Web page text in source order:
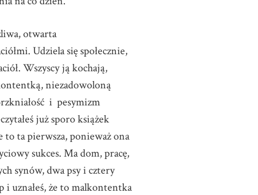
otwarta
Udziela się społecznie,
Wszyscy ją kochają,
niezadowoloną
i pesymizm
już sporo książek
to ta pierwsza, ponieważ ona
sukces. Ma dom, pracę,
synów, dwa psy i cztery
i uznałeś, że to malkontentka